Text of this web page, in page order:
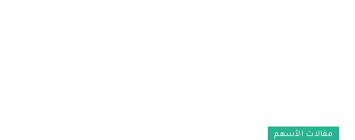
مقالات الأسهم